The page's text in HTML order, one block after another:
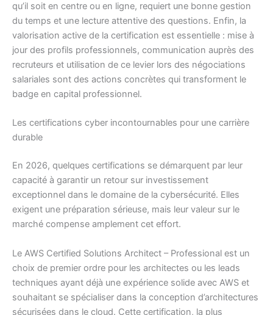
qu’il soit en centre ou en ligne, requiert une bonne gestion
du temps et une lecture attentive des questions. Enfin, la
valorisation active de la certification est essentielle : mise à
jour des profils professionnels, communication auprès des
recruteurs et utilisation de ce levier lors des négociations
salariales sont des actions concrètes qui transforment le
badge en capital professionnel.
Les certifications cyber incontournables pour une carrière
durable
En 2026, quelques certifications se démarquent par leur
capacité à garantir un retour sur investissement
exceptionnel dans le domaine de la cybersécurité. Elles
exigent une préparation sérieuse, mais leur valeur sur le
marché compense amplement cet effort.
Le AWS Certified Solutions Architect – Professional est un
choix de premier ordre pour les architectes ou les leads
techniques ayant déjà une expérience solide avec AWS et
souhaitant se spécialiser dans la conception d’architectures
sécurisées dans le cloud. Cette certification, la plus